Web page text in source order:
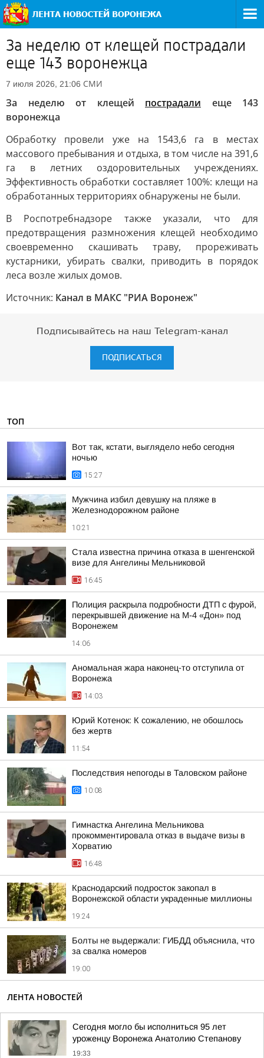
За неделю от клещей пострадали
еще 143 воронежца
7 июля 2026, 21:06 СМИ
За неделю от клещей пострадали еще 143
воронежца
Обработку провели уже на 1543,6 га в местах
массового пребывания и отдыха, в том числе на 391,6
га в летних оздоровительных учреждениях.
Эффективность обработки составляет 100%: клещи на
обработанных территориях обнаружены не были.
В Роспотребнадзоре также указали, что для
предотвращения размножения клещей необходимо
своевременно скашивать траву, прореживать
кустарники, убирать свалки, приводить в порядок
леса возле жилых домов.
Источник: Канал в МАКС "РИА Воронеж"
Подписывайтесь на наш Telegram-канал
ПОДПИСАТЬСЯ
ТОП
Вот так, кстати, выглядело небо сегодня
ночью
15:27
Мужчина избил девушку на пляже в
Железнодорожном районе
10:21
Стала известна причина отказа в шенгенской
визе для Ангелины Мельниковой
16:45
Полиция раскрыла подробности ДТП с фурой,
перекрывшей движение на М-4 «Дон» под
Воронежем
14:06
Аномальная жара наконец-то отступила от
Воронежа
14:03
Юрий Котенок: К сожалению, не обошлось
без жертв
11:54
Последствия непогоды в Таловском районе
10:08
Гимнастка Ангелина Мельникова
прокомментировала отказ в выдаче визы в
Хорватию
16:48
Краснодарский подросток закопал в
Воронежской области украденные миллионы
19:24
Болты не выдержали: ГИБДД объяснила, что
за свалка номеров
19:00
ЛЕНТА НОВОСТЕЙ
Сегодня могло бы исполниться 95 лет
уроженцу Воронежа Анатолию Степанову
19:33